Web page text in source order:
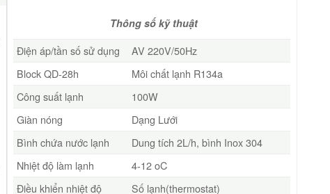
Thông số kỹ thuật
Điện áp/tần số sử dụng
AV 220V/50Hz
Block QD-28h
Môi chất lạnh R134a
Công suất lạnh
100W
Giàn nóng
Dạng Lưới
Bình chứa nước lạnh
Dung tích 2L/h, bình Inox 304
Nhiệt độ làm lạnh
4-12 oC
Điều khiển nhiệt độ
Số lạnh(thermostat)